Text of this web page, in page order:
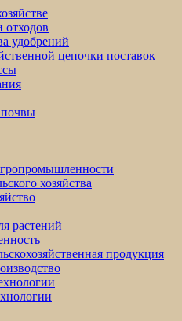
отходов
удобрений
цепочки поставок
хозяйства
растений
продукция